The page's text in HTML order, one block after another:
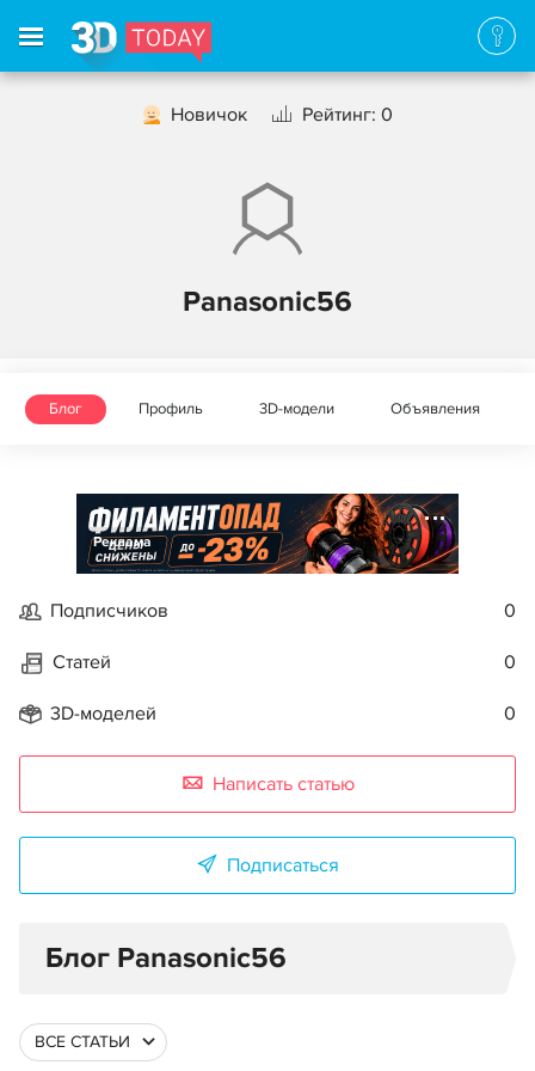
Новичок Рейтинг: 0
Panasonic56
Блог Профиль 3D-модели Объявления
Реклама
Подписчиков 0
Статей 0
3D-моделей 0
Написать статью
Подписаться
Блог Panasonic56
ВСЕ СТАТЬИ